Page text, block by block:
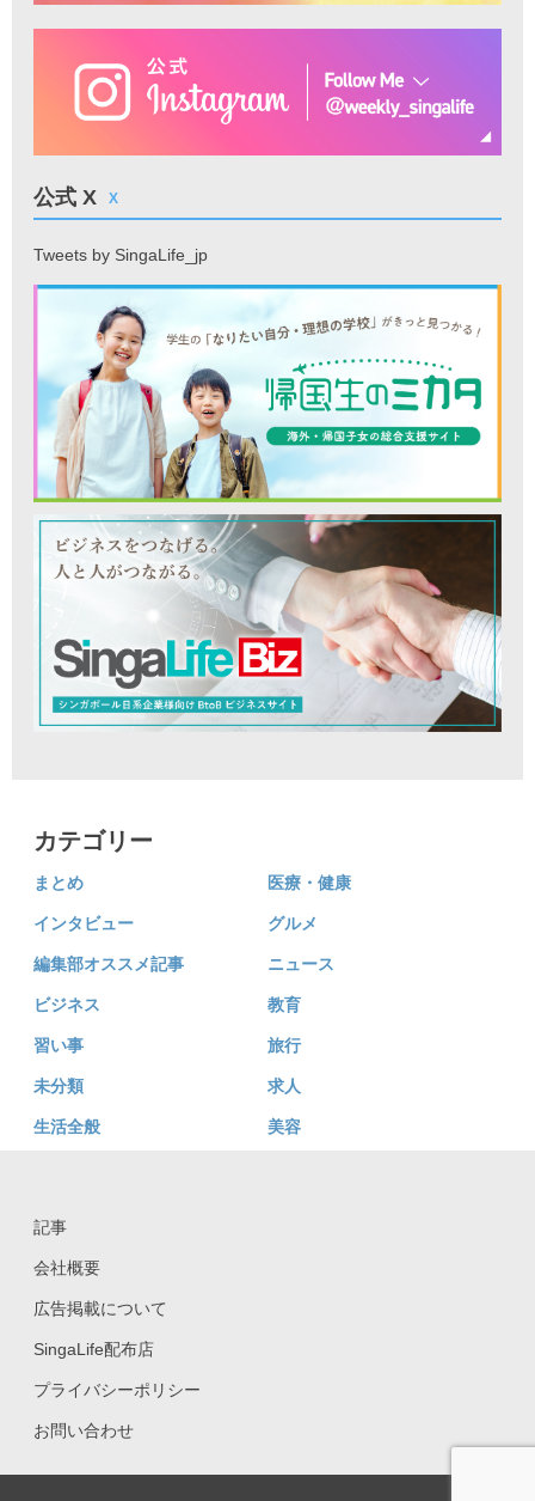
公式 X X
Tweets by SingaLife_jp
カテゴリー
まとめ 医療・健康
インタビュー グルメ
編集部オススメ記事 ニュース
ビジネス 教育
習い事 旅行
未分類 求人
生活全般 美容
記事
会社概要
広告掲載について
SingaLife配布店
プライバシーポリシー
お問い合わせ